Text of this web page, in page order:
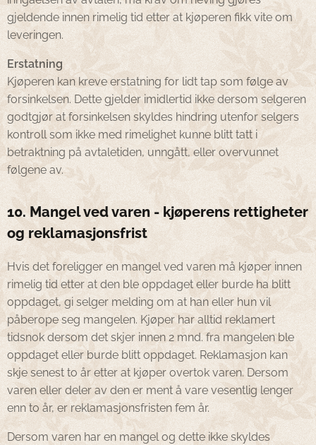
gjeldende innen rimelig tid etter at kjøperen fikk vite om
leveringen.
Erstatning
Kjøperen kan kreve erstatning for lidt tap som følge av
forsinkelsen. Dette gjelder imidlertid ikke dersom selgeren
godtgjør at forsinkelsen skyldes hindring utenfor selgers
kontroll som ikke med rimelighet kunne blitt tatt i
betraktning på avtaletiden, unngått, eller overvunnet
følgene av.
10. Mangel ved varen - kjøperens rettigheter
og reklamasjonsfrist
Hvis det foreligger en mangel ved varen må kjøper innen
rimelig tid etter at den ble oppdaget eller burde ha blitt
oppdaget, gi selger melding om at han eller hun vil
påberope seg mangelen. Kjøper har alltid reklamert
tidsnok dersom det skjer innen 2 mnd. fra mangelen ble
oppdaget eller burde blitt oppdaget. Reklamasjon kan
skje senest to år etter at kjøper overtok varen. Dersom
varen eller deler av den er ment å vare vesentlig lenger
enn to år, er reklamasjonsfristen fem år.
Dersom varen har en mangel og dette ikke skyldes